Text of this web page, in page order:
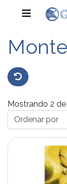
Mostrando 2 de